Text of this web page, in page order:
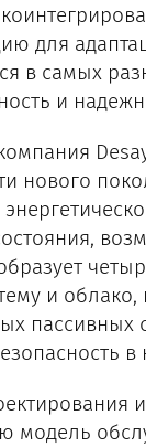
для
в самых
и
нового
и
пассивных
и
модель